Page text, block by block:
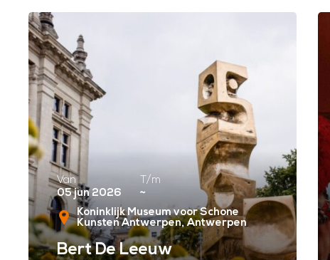
Van
05 jun 2026
T/m
~
Koninklijk Museum voor Schone
Kunsten Antwerpen Antwerpen
Bert De Leeuw